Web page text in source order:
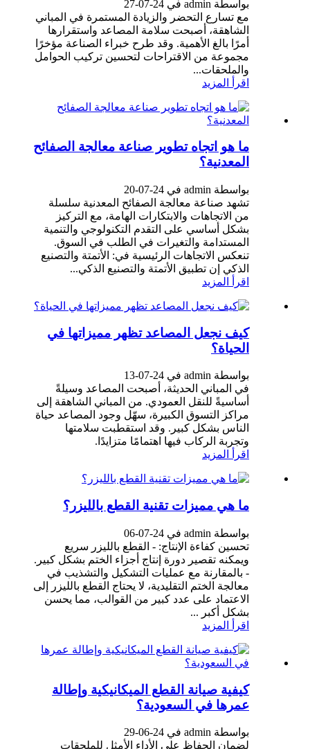
بواسطة admin في 24-07-27
مع تسارع التحضر والزيادة المستمرة في المباني
الشاهقة، أصبحت سلامة المصاعد واستقرارها
أمرًا بالغ الأهمية. وقد طرح خبراء الصناعة مؤخرًا
مجموعة من الاقتراحات لتحسين تركيب الحوامل
والملحقات...
اقرأ المزيد
ما هو اتجاه تطوير صناعة معالجة الصفائح
المعدنية؟
بواسطة admin في 24-07-20
تشهد صناعة معالجة الصفائح المعدنية سلسلة
من الاتجاهات والابتكارات الهامة، مع التركيز
بشكل أساسي على التقدم التكنولوجي والتنمية
المستدامة والتغيرات في الطلب في السوق.
تنعكس الاتجاهات الرئيسية في: الأتمتة والتصنيع
الذكي إن تطبيق الأتمتة والتصنيع الذكي...
اقرأ المزيد
كيف نجعل المصاعد تظهر مميزاتها في
الحياة؟
بواسطة admin في 24-07-13
في المباني الحديثة، أصبحت المصاعد وسيلةً
أساسيةً للنقل العمودي. من المباني الشاهقة إلى
مراكز التسوق الكبيرة، سهّل وجود المصاعد حياة
الناس بشكل كبير. وقد استقطبت سلامتها
وتجربة الركاب فيها اهتمامًا متزايدًا.
اقرأ المزيد
ما هي مميزات تقنية القطع بالليزر؟
بواسطة admin في 24-07-06
تحسين كفاءة الإنتاج: - القطع بالليزر سريع
ويمكنه تقصير دورة إنتاج أجزاء الختم بشكل كبير.
- بالمقارنة مع عمليات التشكيل والتشذيب في
معالجة الختم التقليدية، لا يحتاج القطع بالليزر إلى
الاعتماد على عدد كبير من القوالب، مما يحسن
بشكل أكبر ...
اقرأ المزيد
كيفية صيانة القطع الميكانيكية وإطالة
عمرها في السعودية؟
بواسطة admin في 24-06-29
لضمان الحفاظ على الأداء الأمثل للملحقات